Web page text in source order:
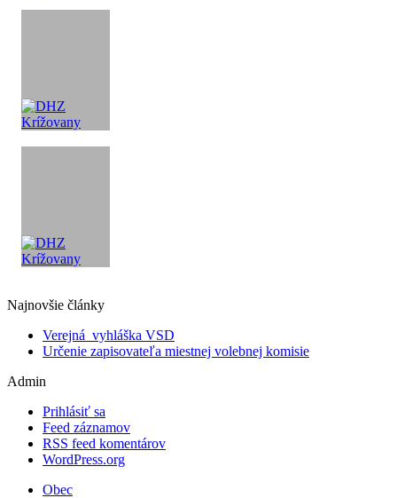
Najnovšie články
Verejná vyhláška VSD
Určenie zapisovateľa miestnej volebnej komisie
Admin
Prihlásiť sa
Feed záznamov
RSS feed komentárov
WordPress.org
Obec